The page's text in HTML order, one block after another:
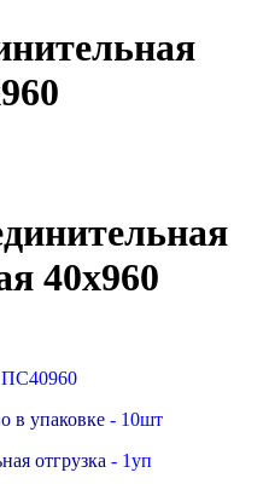
40х960
в упаковке - 10шт
отгрузка - 1уп